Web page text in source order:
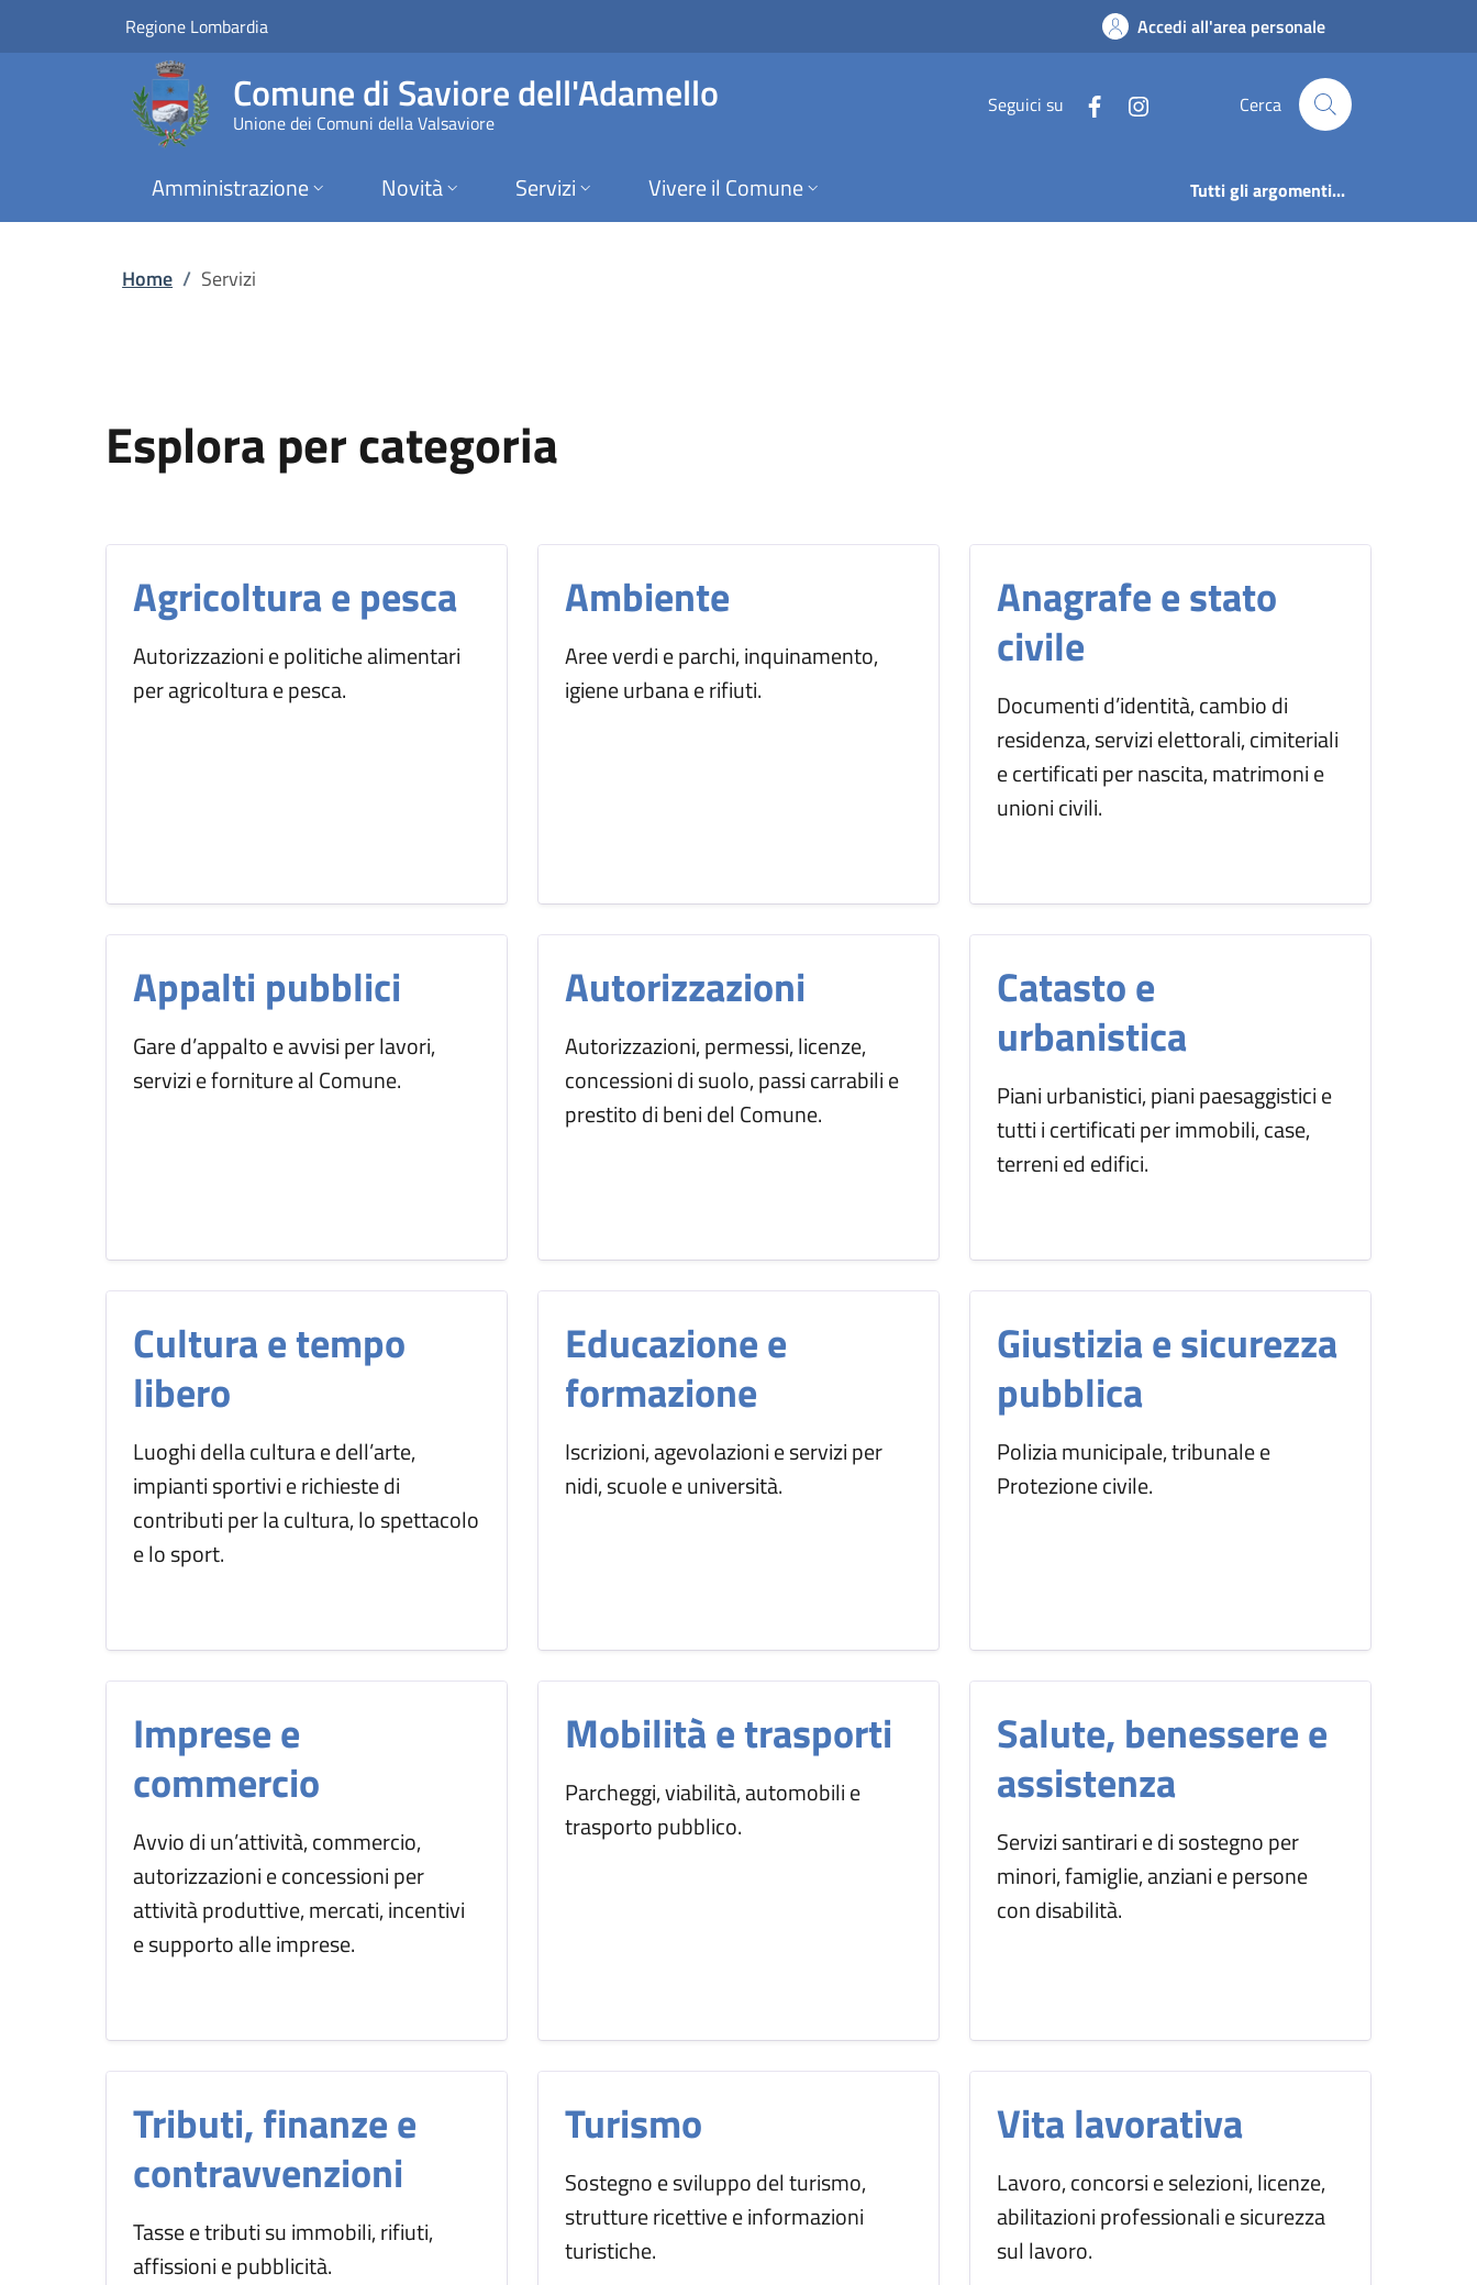
Vai al contenuto principale
Servizi | Comune di Saviore dell'Adamello
Regione Lombardia Accedi all'area personale
Comune di Saviore dell'Adamello
Unione dei Comuni della Valsaviore
Seguici su Cerca
Amministrazione Novità Servizi Vivere il Comune Tutti gli argomenti...
Home / Servizi
Esplora per categoria
Agricoltura e pesca
Autorizzazioni e politiche alimentari
per agricoltura e pesca.
Ambiente
Aree verdi e parchi, inquinamento,
igiene urbana e rifiuti.
Anagrafe e stato
civile
Documenti d’identità, cambio di
residenza, servizi elettorali, cimiteriali
e certificati per nascita, matrimoni e
unioni civili.
Appalti pubblici
Gare d’appalto e avvisi per lavori,
servizi e forniture al Comune.
Autorizzazioni
Autorizzazioni, permessi, licenze,
concessioni di suolo, passi carrabili e
prestito di beni del Comune.
Catasto e
urbanistica
Piani urbanistici, piani paesaggistici e
tutti i certificati per immobili, case,
terreni ed edifici.
Cultura e tempo
libero
Luoghi della cultura e dell’arte,
impianti sportivi e richieste di
contributi per la cultura, lo spettacolo
e lo sport.
Educazione e
formazione
Iscrizioni, agevolazioni e servizi per
nidi, scuole e università.
Giustizia e sicurezza
pubblica
Polizia municipale, tribunale e
Protezione civile.
Imprese e
commercio
Avvio di un’attività, commercio,
autorizzazioni e concessioni per
attività produttive, mercati, incentivi
e supporto alle imprese.
Mobilità e trasporti
Parcheggi, viabilità, automobili e
trasporto pubblico.
Salute, benessere e
assistenza
Servizi santirari e di sostegno per
minori, famiglie, anziani e persone
con disabilità.
Tributi, finanze e
contravvenzioni
Tasse e tributi su immobili, rifiuti,
affissioni e pubblicità.
Turismo
Sostegno e sviluppo del turismo,
strutture ricettive e informazioni
turistiche.
Vita lavorativa
Lavoro, concorsi e selezioni, licenze,
abilitazioni professionali e sicurezza
sul lavoro.